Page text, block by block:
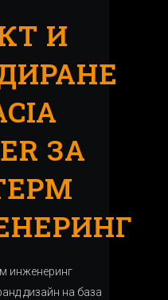
И
ЗА
инженеринг
дизайн на база